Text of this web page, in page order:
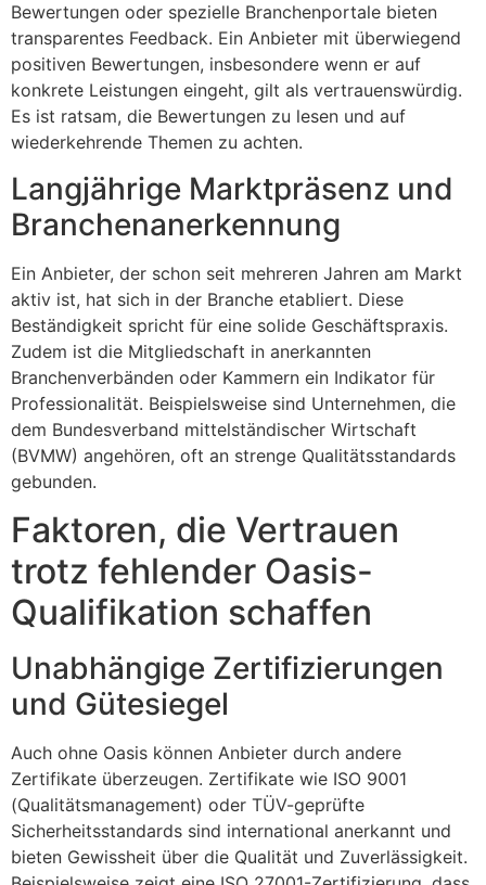
Bewertungen oder spezielle Branchenportale bieten
transparentes Feedback. Ein Anbieter mit überwiegend
positiven Bewertungen, insbesondere wenn er auf
konkrete Leistungen eingeht, gilt als vertrauenswürdig.
Es ist ratsam, die Bewertungen zu lesen und auf
wiederkehrende Themen zu achten.
Langjährige Marktpräsenz und
Branchenanerkennung
Ein Anbieter, der schon seit mehreren Jahren am Markt
aktiv ist, hat sich in der Branche etabliert. Diese
Beständigkeit spricht für eine solide Geschäftspraxis.
Zudem ist die Mitgliedschaft in anerkannten
Branchenverbänden oder Kammern ein Indikator für
Professionalität. Beispielsweise sind Unternehmen, die
dem Bundesverband mittelständischer Wirtschaft
(BVMW) angehören, oft an strenge Qualitätsstandards
gebunden.
Faktoren, die Vertrauen
trotz fehlender Oasis-
Qualifikation schaffen
Unabhängige Zertifizierungen
und Gütesiegel
Auch ohne Oasis können Anbieter durch andere
Zertifikate überzeugen. Zertifikate wie ISO 9001
(Qualitätsmanagement) oder TÜV-geprüfte
Sicherheitsstandards sind international anerkannt und
bieten Gewissheit über die Qualität und Zuverlässigkeit.